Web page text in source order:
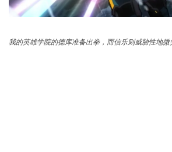
我的英雄学院的德库准备出拳，而信乐则威胁性地微